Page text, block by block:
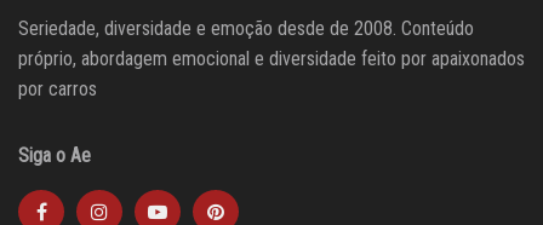
Seriedade, diversidade e emoção desde de 2008. Conteúdo
próprio, abordagem emocional e diversidade feito por apaixonados
por carros
Siga o Ae